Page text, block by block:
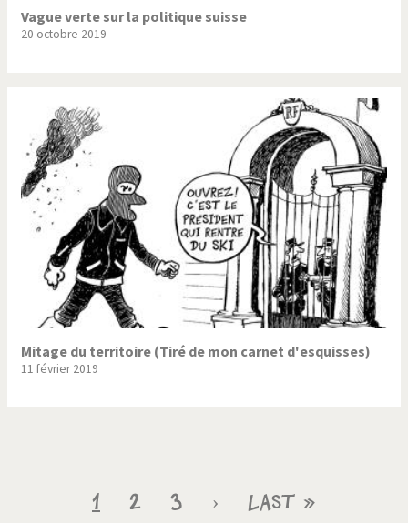
Vague verte sur la politique suisse
20 octobre 2019
Mitage du territoire (Tiré de mon carnet d'esquisses)
11 février 2019
Page
1 Page
2 Page
3
Page
›
Dernière
Last »